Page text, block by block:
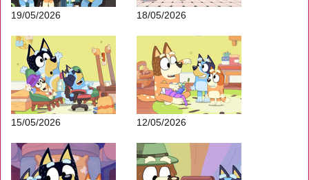
19/05/2026 18/05/2026
15/05/2026 12/05/2026